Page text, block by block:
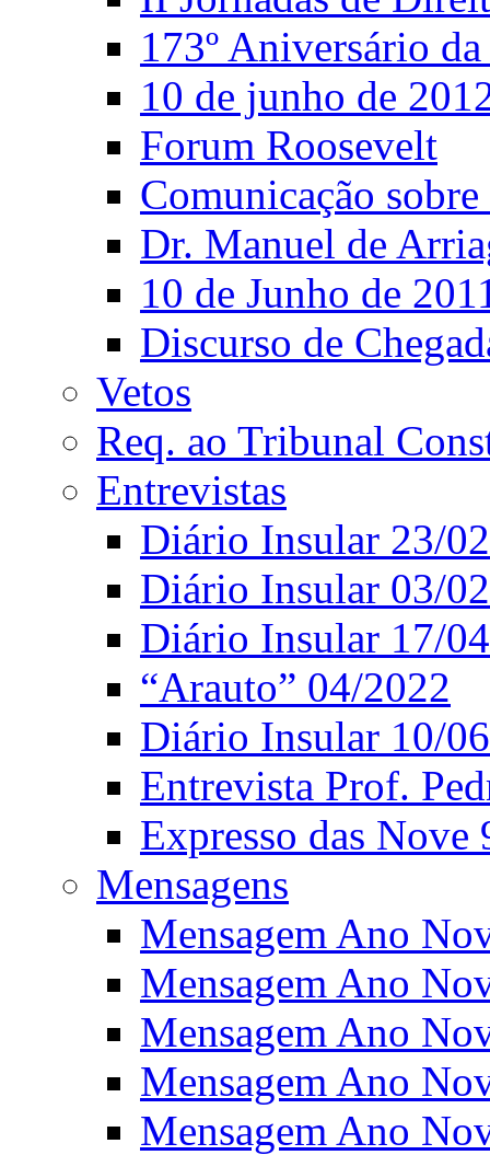
173º Aniversário
10 de junho de
Forum Roosevelt
Comunicação
Dr. Manuel de
10 de Junho de
Discurso de
Vetos
Req. ao Tribunal
Entrevistas
Diário Insular 23/
Diário Insular 03/
Diário Insular 17/
“Arauto” 04/2022
Diário Insular 10/
Entrevista Prof.
Expresso das Nove
Mensagens
Mensagem Ano
Mensagem Ano
Mensagem Ano
Mensagem Ano
Mensagem Ano